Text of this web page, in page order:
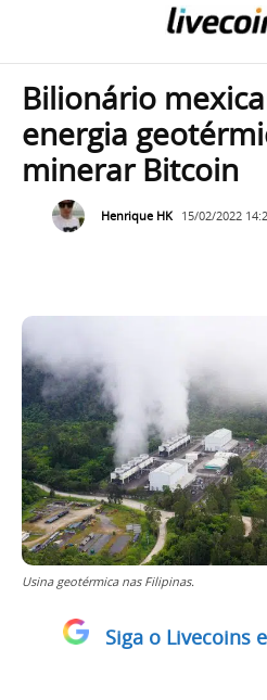
Bilionário
energia
minerar Bitcoin
Henrique HK 15/02/2022
Usina geotérmica nas Filipinas.
Siga o Livecoins